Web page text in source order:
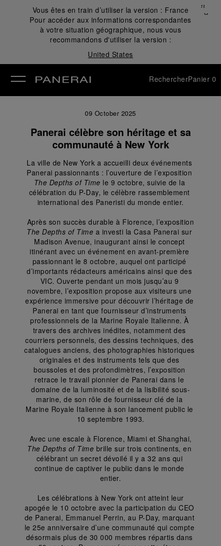
Vous êtes en train d’utiliser la version : France
Pour accéder aux informations correspondantes
à votre situation géographique, nous vous
recommandons d'utiliser la version :
United States
Fermer
✕
RechercherPanier 0
09 October 2025
Panerai célèbre son héritage et sa
communauté à New York
La ville de New York a accueilli deux événements
Panerai passionnants : l’ouverture de l’exposition
The Depths of Time le 9 octobre, suivie de la
célébration du P-Day, le célèbre rassemblement
international des Paneristi du monde entier.
Après son succès durable à Florence, l’exposition
The Depths of Time a investi la Casa Panerai sur
Madison Avenue, inaugurant ainsi le concept
itinérant avec un événement en avant-première
passionnant le 8 octobre, auquel ont participé
d’importants rédacteurs américains ainsi que des
VIC. Ouverte pendant un mois jusqu’au 9
novembre, l’exposition propose aux visiteurs une
expérience immersive pour découvrir l’héritage de
Panerai en tant que fournisseur d’instruments
professionnels de la Marine Royale Italienne. À
travers des archives inédites, notamment des
courriers personnels, des dessins techniques, des
catalogues anciens, des photographies historiques
originales et des instruments tels que des
boussoles et des profondimètres, l’exposition
retrace le travail pionnier de Panerai dans le
domaine de la luminosité et de la lisibilité sous-
marine, de son rôle de fournisseur clé de la
Marine Royale Italienne à son lancement public le
10 septembre 1993.
Avec une escale à Florence, Miami et Shanghai,
The Depths of Time brille sur trois continents, en
célébrant un secret dévoilé il y a 32 ans qui
continue de captiver le public dans le monde
entier.
apogée le 10 octobre avec la participation du CEO
de Panerai, Emmanuel Perrin, au P-Day, marquant
le 25e anniversaire d’une communauté qui compte
désormais plus de 30 000 membres répartis dans